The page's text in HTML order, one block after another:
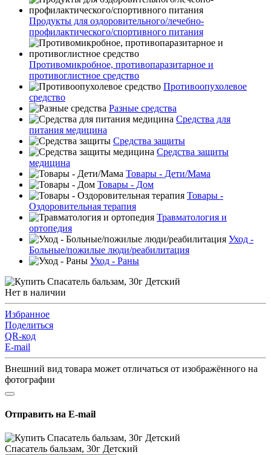
Продукты для оздоровительного/лечебно-
профилактического/спортивного питания
Противомикробное, противопаразитарное и
противоглистное средство
Противоопухолевое
средство
Разные средства
Средства для
питания медицина
Средства защиты
Средства защиты
медицина
Товары - Дети/Мама
Товары - Дом
Товары -
Оздоровительная терапия
Травматология и
ортопедия
Уход -
Больные/пожилые люди/реабилитация
Уход - Раны
Нет в наличии
Избранное
Поделиться
QR-код
E-mail
Внешний вид товара может отличаться от изображённого на
фотографии
Отправить на E-mail
Спасатель бальзам, 30г Детский